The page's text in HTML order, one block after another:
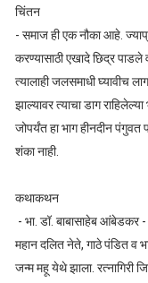
चिंतन
- समाज ही एक नौका आहे.
करण्यासाठी एखादे छिद्र पाडले
त्यालाही जलसमाधी घ्यावीच
झाल्यावर त्याचा डाग
जोपर्यंत हा भाग हीनदीन
शंका नाही.
कथाकथन
- भा. डॉ. बाबासाहेब
महान दलित नेते, गाठे पंडित व
जन्म महू येथे झाला. रत्नागिरी